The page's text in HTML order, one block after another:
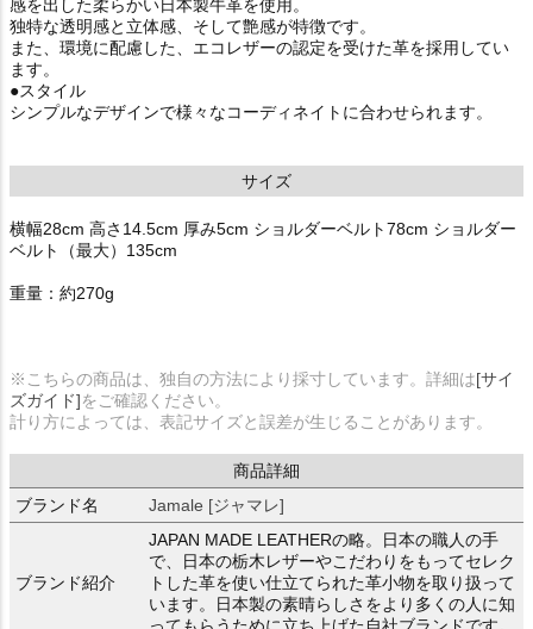
感を出した柔らかい日本製牛革を使用。
独特な透明感と立体感、そして艶感が特徴です。
また、環境に配慮した、エコレザーの認定を受けた革を採用してい
ます。
●スタイル
シンプルなデザインで様々なコーディネイトに合わせられます。
サイズ
横幅28cm 高さ14.5cm 厚み5cm ショルダーベルト78cm ショルダー
ベルト（最大）135cm
重量：約270g
※こちらの商品は、独自の方法により採寸しています。詳細は[サイ
ズガイド]をご確認ください。
計り方によっては、表記サイズと誤差が生じることがあります。
商品詳細
ブランド名
Jamale [ジャマレ]
ブランド紹介
JAPAN MADE LEATHERの略。日本の職人の手
で、日本の栃木レザーやこだわりをもってセレク
トした革を使い仕立てられた革小物を取り扱って
います。日本製の素晴らしさをより多くの人に知